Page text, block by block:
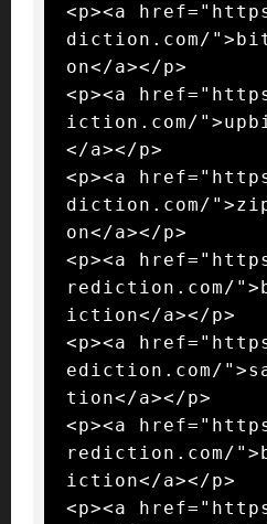
<p><a
diction.com/
on</a></p>
<p><a
iction.com/
</a></p>
<p><a
diction.com/
on</a></p>
<p><a
rediction.com/
iction</a></p>
<p><a
ediction.com/
tion</a></p>
<p><a
rediction.com/
iction</a></p>
<p><a